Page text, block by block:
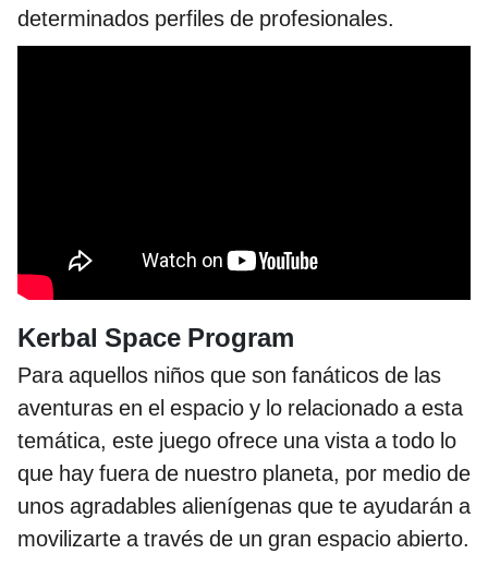
determinados perfiles de profesionales.
Kerbal Space Program
Para aquellos niños que son fanáticos de las
aventuras en el espacio y lo relacionado a esta
temática, este juego ofrece una vista a todo lo
que hay fuera de nuestro planeta, por medio de
unos agradables alienígenas que te ayudarán a
movilizarte a través de un gran espacio abierto.